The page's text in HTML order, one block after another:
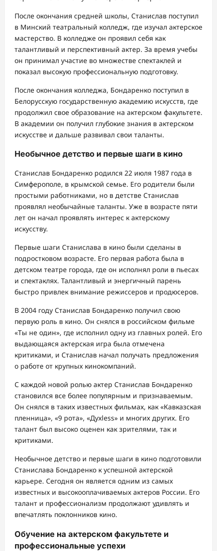
После окончания средней школы, Станислав поступил
в Минский театральный колледж, где изучал актерское
мастерство. В колледже он проявил себя как
талантливый и перспективный актер. За время учебы
он принимал участие во множестве спектаклей и
показал высокую профессиональную подготовку.
После окончания колледжа, Бондаренко поступил в
Белорусскую государственную академию искусств, где
продолжил свое образование на актерском факультете.
В академии он получил глубокие знания в актерском
искусстве и дальше развивал свои таланты.
Необычное детство и первые шаги в кино
Станислав Бондаренко родился 22 июля 1987 года в
Симферополе, в крымской семье. Его родители были
простыми работниками, но в детстве Станислав
проявлял необычайные таланты. Уже в возрасте пяти
лет он начал проявлять интерес к актерскому
искусству.
Первые шаги Станислава в кино были сделаны в
подростковом возрасте. Его первая работа была в
детском театре города, где он исполнял роли в пьесах
и спектаклях. Талантливый и энергичный парень
быстро привлек внимание режиссеров и продюсеров.
В 2004 году Станислав Бондаренко получил свою
первую роль в кино. Он снялся в российском фильме
«Ты не один», где исполнил одну из главных ролей. Его
выдающаяся актерская игра была отмечена
критиками, и Станислав начал получать предложения
о работе от крупных кинокомпаний.
С каждой новой ролью актер Станислав Бондаренко
становился все более популярным и признаваемым.
Он снялся в таких известных фильмах, как «Кавказская
пленница», «9 рота», «Духless» и многих других. Его
талант был высоко оценен как зрителями, так и
критиками.
Необычное детство и первые шаги в кино подготовили
Станислава Бондаренко к успешной актерской
карьере. Сегодня он является одним из самых
известных и высокооплачиваемых актеров России. Его
талант и профессионализм продолжают удивлять и
впечатлять поклонников кино.
Обучение на актерском факультете и
профессиональные успехи